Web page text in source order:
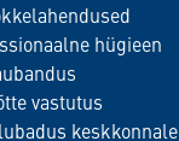
hügieen
vastutus
keskkonnale